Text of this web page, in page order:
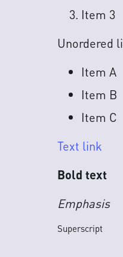
Item 3
Unordered
Item A
Item B
Item C
Text link
Bold text
Emphasis
Superscript